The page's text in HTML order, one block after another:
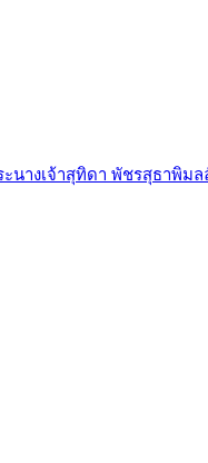
ะนางเจ้าสุทิดา พัชรสุธาพิ